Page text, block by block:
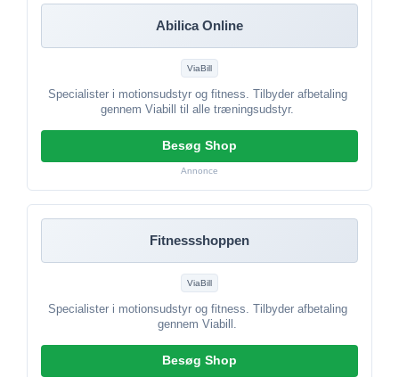
Abilica Online
ViaBill
Specialister i motionsudstyr og fitness. Tilbyder afbetaling
gennem Viabill til alle træningsudstyr.
Besøg Shop
Annonce
Fitnessshoppen
ViaBill
Specialister i motionsudstyr og fitness. Tilbyder afbetaling
gennem Viabill.
Besøg Shop